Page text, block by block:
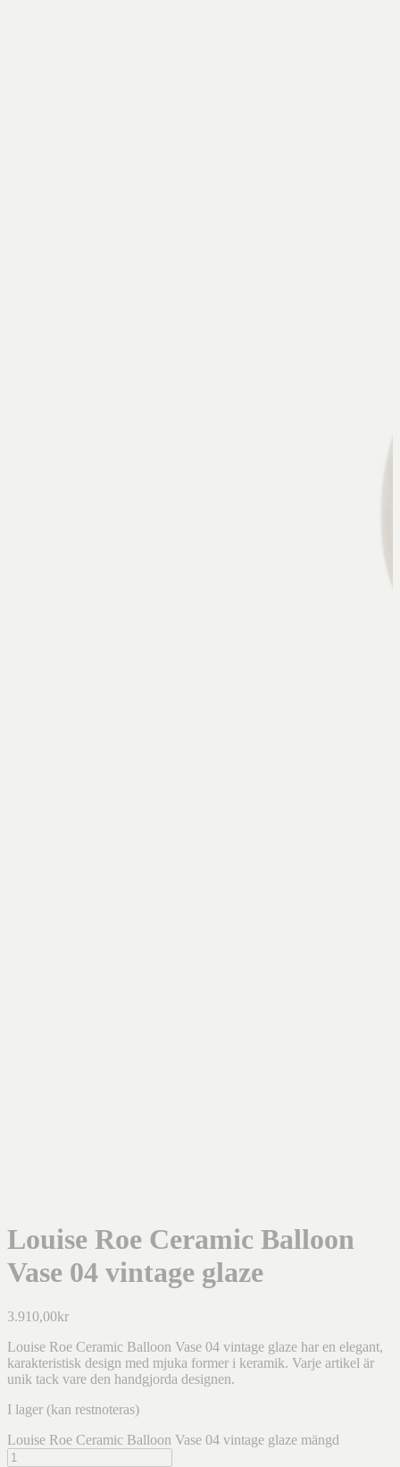
Louise Roe Ceramic Balloon
Vase 04 vintage glaze
3.910,00kr
Louise Roe Ceramic Balloon Vase 04 vintage glaze har en elegant,
karakteristisk design med mjuka former i keramik. Varje artikel är
unik tack vare den handgjorda designen.
I lager (kan restnoteras)
Louise Roe Ceramic Balloon Vase 04 vintage glaze mängd